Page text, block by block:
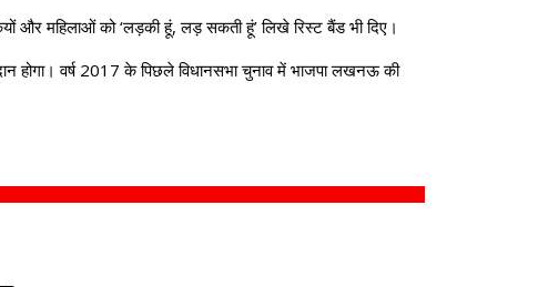
और महिलाओं को ‘लड़की हूं, लड़ सकती हूं’ लिखे रिस्ट बैंड भी दिए।
होगा। वर्ष 2017 के पिछले विधानसभा चुनाव में भाजपा लखनऊ की